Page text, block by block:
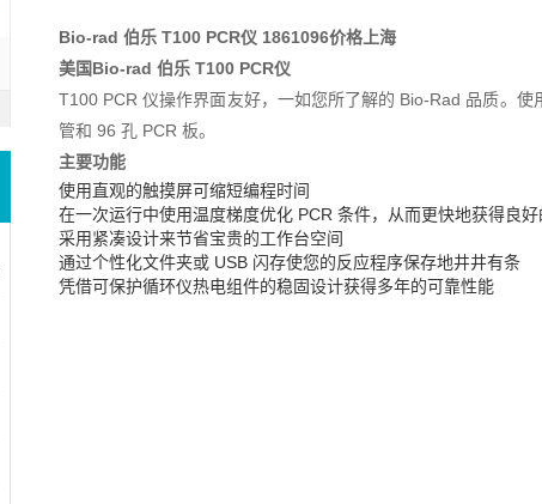
Bio-rad 伯乐 T100 PCR仪 1861096价格上海
美国Bio-rad 伯乐 T100 PCR仪
T100 PCR 仪操作界面友好，一如您所了解的 Bio-Rad 品质。
管和 96 孔 PCR 板。
主要功能
使用直观的触摸屏可缩短编程时间
在一次运行中使用温度梯度优化 PCR 条件，从而更快地获得良好
采用紧凑设计来节省宝贵的工作台空间
通过个性化文件夹或 USB 闪存使您的反应程序保存地井井有条
凭借可保护循环仪热电组件的稳固设计获得多年的可靠性能